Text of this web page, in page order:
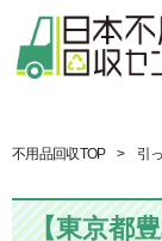
不用品回収TOP 引
【東京都